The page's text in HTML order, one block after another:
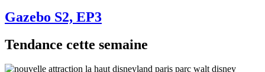
Gazebo S2, EP3
Tendance cette semaine